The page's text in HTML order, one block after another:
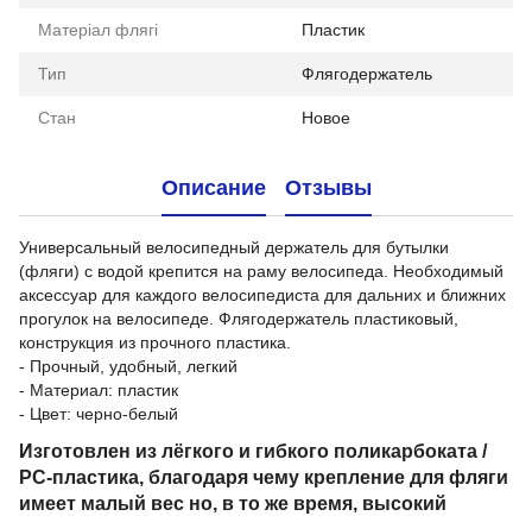
Матеріал флягі Пластик
Тип Флягодержатель
Стан Новое
Описание Отзывы
Универсальный велосипедный держатель для бутылки
(фляги) с водой крепится на раму велосипеда. Необходимый
аксессуар для каждого велосипедиста для дальних и ближних
прогулок на велосипеде. Флягодержатель пластиковый,
конструкция из прочного пластика.
- Прочный, удобный, легкий
- Материал: пластик
- Цвет: черно-белый
Изготовлен из лёгкого и гибкого поликарбоката /
PC-пластика, благодаря чему крепление для фляги
имеет малый вес но, в то же время, высокий